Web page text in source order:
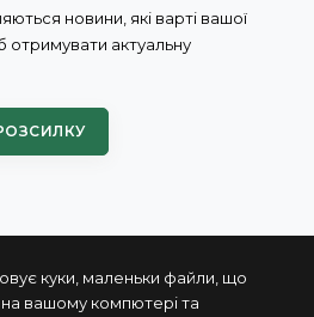
куки, маленьки файли, що
вашому компютері та
новини, які варті вашої
отримувати актуальну